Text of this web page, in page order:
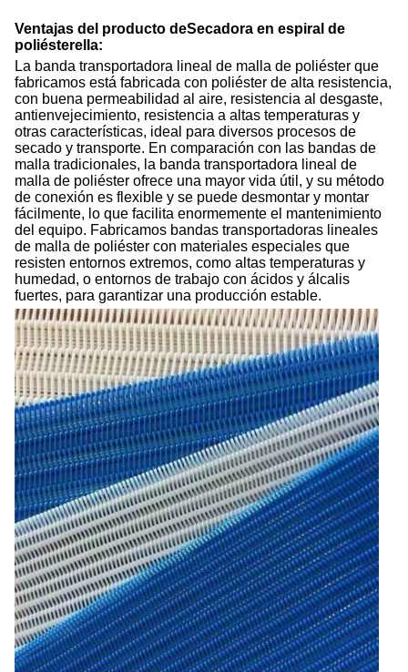
Ventajas del producto deSecadora en espiral de
poliésterella:
La banda transportadora lineal de malla de poliéster que
fabricamos está fabricada con poliéster de alta resistencia,
con buena permeabilidad al aire, resistencia al desgaste,
antienvejecimiento, resistencia a altas temperaturas y
otras características, ideal para diversos procesos de
secado y transporte. En comparación con las bandas de
malla tradicionales, la banda transportadora lineal de
malla de poliéster ofrece una mayor vida útil, y su método
de conexión es flexible y se puede desmontar y montar
fácilmente, lo que facilita enormemente el mantenimiento
del equipo. Fabricamos bandas transportadoras lineales
de malla de poliéster con materiales especiales que
resisten entornos extremos, como altas temperaturas y
humedad, o entornos de trabajo con ácidos y álcalis
fuertes, para garantizar una producción estable.